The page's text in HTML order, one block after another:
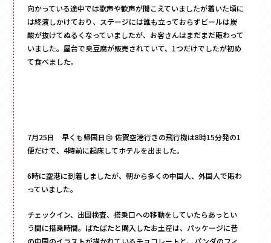
向かっている途中では歌声や歓声が聞こえていましたが着いた頃に
は終演しかけており、ステージには誰も立っておらずビールは炭
酸が抜けてぬるくなっていましたが、お客さんはまだまだ賑わって
いました。屋台で臭豆腐が販売されていて、1つだけでしたが初め
て食べました。
7月25日 早くも帰国日😢 佐賀空港行きの飛行機は8時15分発の1
便だけで、4時前に起床してホテルを出ました。
6時に空港に到着しましたが、朝から多くの中国人、外国人で賑わ
っていました。
チェックイン、出国検査、搭乗口への移動をしていたらあっとい
う間に搭乗時間。ばたばたと購入したお土産は、パッケージに昔
の中国のイラストが描かれているチョコレートと、パンダのフィ